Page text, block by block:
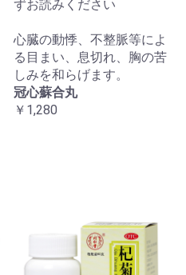
ずお読みください
心臓の動悸、不整脈等によ
る目まい、息切れ、胸の苦
しみを和らげます。
冠心蘇合丸
￥1,280